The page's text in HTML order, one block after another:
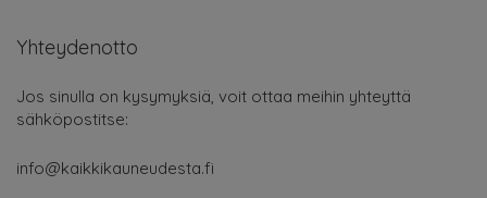
Yhteydenotto
Jos sinulla on kysymyksiä, voit ottaa meihin yhteyttä
sähköpostitse:
info@kaikkikauneudesta.fi